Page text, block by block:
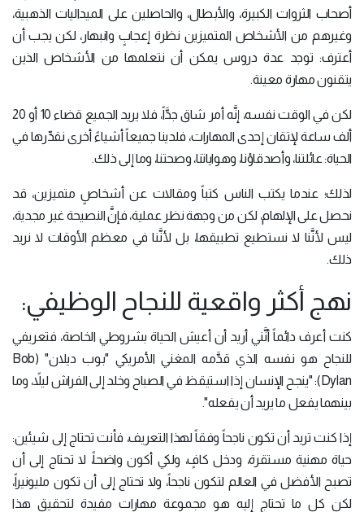
أصحاب الثروات الكبيرة، والأبطال، والحاصلين على الميداليات الذهبية،
وغيرهم من الأشخاص المتميزين نظرة إعجابٍ وانبهار، لكن يجب أن
أعترف: توجد عدة دروس يمكن أن نتعلمها من الأشخاص الذين
يتقنون مهارة معينة.
لكن في الوقت نفسه، إنَّه أمر شاق جدَّاً، فلا يريد الجميع قضاء 10 أو 20
ألف ساعة لإتقان إحدى المهارات، فلدينا جميعاً أشياءً أخرى نقدِّرها في
الحياة: عائلتنا، وأصدقاؤنا، وهواياتنا، وصحتنا، وما إلى ذلك.
لذلك؛ عندما يكتب الناس كتباً ومقالات عن أشخاصٍ متميزين، قد
نحصل على الإلهام، لكن من وجهة نظر عملية، فإنَّ النصيحة غير مجدية،
ليس لأنَّنا لا نستطيع تطبيقها، بل لأنَّنا في معظم الأوقات لا نريد
ذلك.
نهج أكثر واقعية للنجاح الوظيفي:
كنت أعرف دائماً أنَّني أريد أن أعيش الحياة بشروطي الخاصة، فتعريفي
للنجاح هو نفسه الذي قدَّمه المغني الأمريكي "بوب ديلان" (Bob
Dylan): "ينجح الإنسان إذا استيقظ في الصباح وخلد إلى الفراش ليلاً، وما
بينهما يفعل ما يريد أن يفعله".
إذا كنت تريد أن تكون ناجحاً وفقاً لهذا التعريف، فأنت تحتاج إلى شيئين:
حياة مهنية مستقرة، ودخل كافٍ، ولكي أكون واضحاً، لا تحتاج إلى أن
تصبح الأفضل في العالم لتكون ناجحاً، ولا تحتاج إلى أن تكون مليونيراً،
لكن كل ما تحتاج إليه هو مجموعة مهارات مفيدة لتحقيق هذا